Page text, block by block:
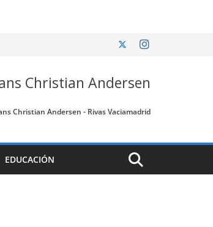
Christian Andersen
Christian Andersen - Rivas Vaciamadrid
EDUCACIÓN